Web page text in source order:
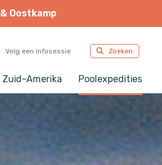
& Oostkamp
Volg een infosessie Zoeken
Zuid-Amerika Poolexpedities